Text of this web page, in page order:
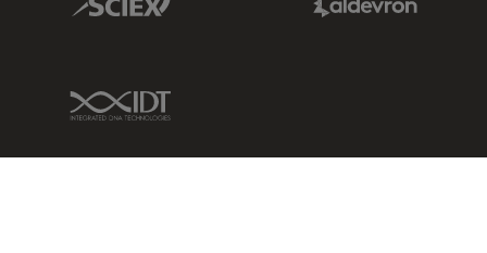
IDT Link